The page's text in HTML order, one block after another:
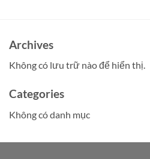
Archives
Không có lưu trữ nào để hiển thị.
Categories
Không có danh mục